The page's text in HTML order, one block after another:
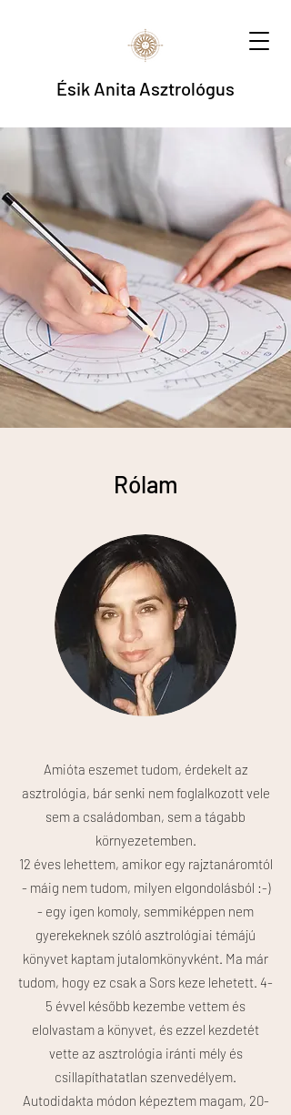
Ésik Anita Asztrológus
Rólam
Amióta eszemet tudom, érdekelt az
asztrológia, bár senki nem foglalkozott vele
sem a családomban, sem a tágabb
környezetemben.
12 éves lehettem, amikor egy rajztanáromtól
- máig nem tudom, milyen elgondolásból :-)
- egy igen komoly, semmiképpen nem
gyerekeknek szóló asztrológiai témájú
könyvet kaptam jutalomkönyvként. Ma már
tudom, hogy ez csak a Sors keze lehetett. 4-
5 évvel később kezembe vettem és
elolvastam a könyvet, és ezzel kezdetét
vette az asztrológia iránti mély és
csillapíthatatlan szenvedélyem.
Autodidakta módon képeztem magam, 20-